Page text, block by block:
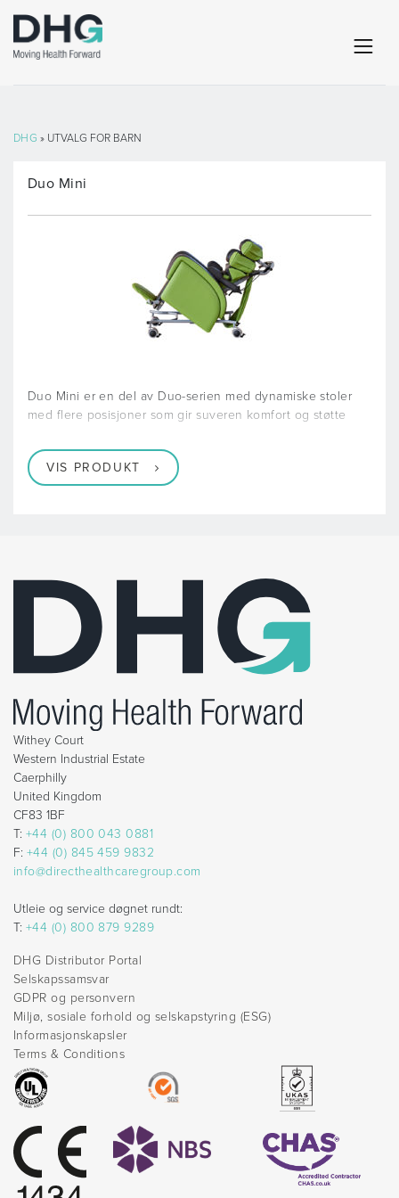
DHG » UTVALG FOR BARN
Duo Mini
Duo Mini er en del av Duo-serien med dynamiske stoler
med flere posisjoner som gir suveren komfort og støtte
VIS PRODUKT
Withey Court
Western Industrial Estate
Caerphilly
United Kingdom
CF83 1BF
T: +44 (0) 800 043 0881
F: +44 (0) 845 459 9832
info@directhealthcaregroup.com
Utleie og service døgnet rundt:
T: +44 (0) 800 879 9289
DHG Distributor Portal
Selskapssamsvar
GDPR og personvern
Miljø, sosiale forhold og selskapstyring (ESG)
Informasjonskapsler
Terms & Conditions